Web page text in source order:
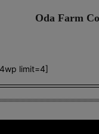
Oda Farm
limit=4]